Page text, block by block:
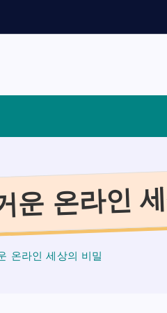
온라인
온라인 세상의 비밀